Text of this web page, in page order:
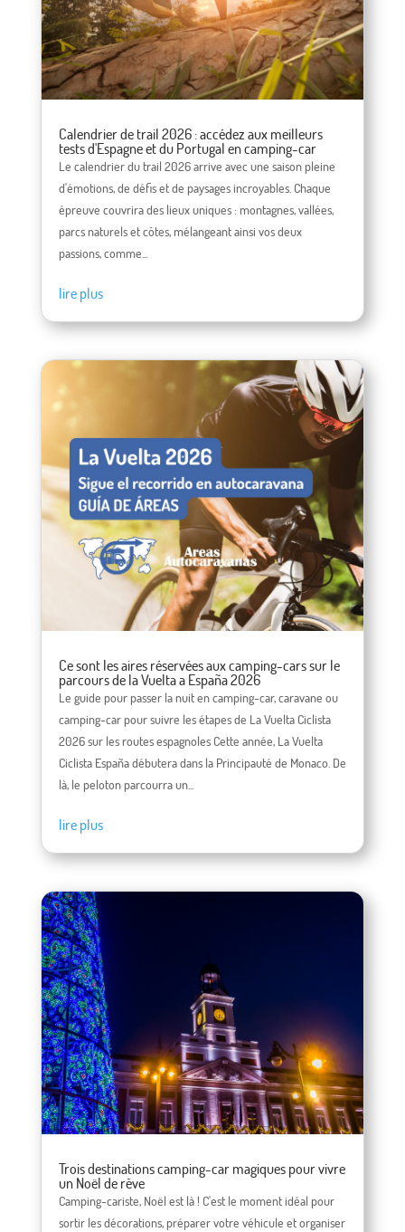
Calendrier de trail 2026 : accédez aux meilleurs
tests d'Espagne et du Portugal en camping-car
Le calendrier du trail 2026 arrive avec une saison pleine
d'émotions, de défis et de paysages incroyables. Chaque
épreuve couvrira des lieux uniques : montagnes, vallées,
parcs naturels et côtes, mélangeant ainsi vos deux
passions, comme...
lire plus
Ce sont les aires réservées aux camping-cars sur le
parcours de la Vuelta a España 2026
Le guide pour passer la nuit en camping-car, caravane ou
camping-car pour suivre les étapes de La Vuelta Ciclista
2026 sur les routes espagnoles Cette année, La Vuelta
Ciclista España débutera dans la Principauté de Monaco. De
là, le peloton parcourra un...
lire plus
Trois destinations camping-car magiques pour vivre
un Noël de rêve
Camping-cariste, Noël est là ! C'est le moment idéal pour
sortir les décorations, préparer votre véhicule et organiser